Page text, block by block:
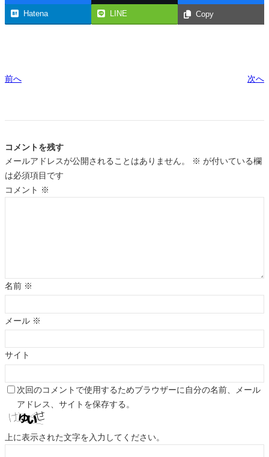
Hatena LINE Copy
前へ 次へ
コメントを残す
メールアドレスが公開されることはありません。
※ が付いている欄
は必須項目です
コメント ※
名前 ※
メール ※
サイト
次回のコメントで使用するためブラウザーに自分の名前、メール
アドレス、サイトを保存する。
上に表示された文字を入力してください。